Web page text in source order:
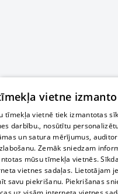
vietne
tīmekļa vietnē tiek izmantotas
darbību., nosūtītu
un satura mērījumus,
Zemāk sniedzam
mūsu tīmekļa vietnēs.
vietnes sadaļas. Lietotājam
savu piekrišanu. Piekrišanas